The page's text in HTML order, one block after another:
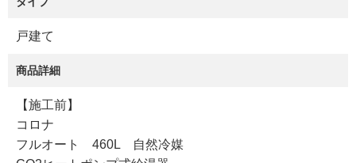
戸建て
商品詳細
【施工前】
コロナ
フルオート 460L 自然冷媒